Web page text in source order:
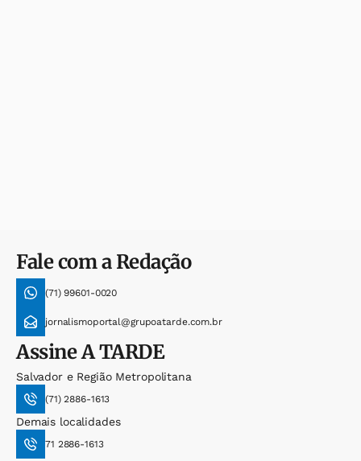
Fale com a Redação
(71) 99601-0020
jornalismoportal@grupoatarde.com.br
AssineA TARDE
Salvador e Região Metropolitana
(71) 2886-1613
Demais localidades
71 2886-1613